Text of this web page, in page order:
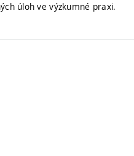
úloh ve výzkumné praxi.